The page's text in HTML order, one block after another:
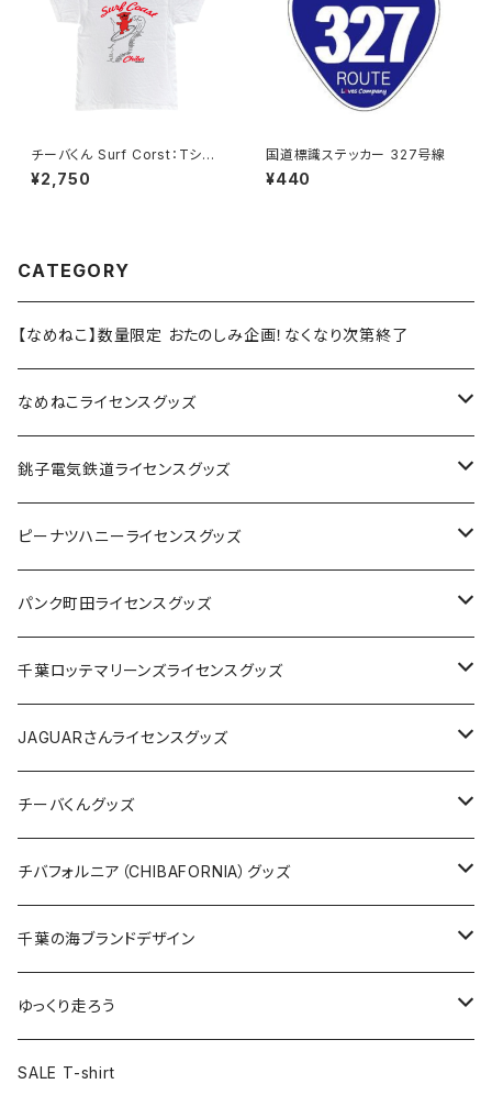
チーバくん Surf Corst：Tシャ
ツ（White）
¥2,750
国道標識ステッカー 327号線
¥440
CATEGORY
【なめねこ】数量限定 おたのしみ企画！なくなり次第終了
なめねこライセンスグッズ
Tシャツ
キャップ
ステッカー
缶バッジ
ホテルキーホルダー
銚子電気鉄道ライセンスグッズ
ステッカー
缶バッジ
アクリルキーホルダー
ホテルキーホルダー
クリアファイル
Tシャツ
キャップ
トートバッグ
ランチバッグ
ピーナツハニーライセンスグッズ
Tシャツ
キャップ
バッグ
ステッカー
缶バッジ
キーホルダー
クリアファイル
パンク町田ライセンスグッズ
Tシャツ
キャップ
バッグ
ステッカー
缶バッジ
キーホルダー
クリアファイル
千葉ロッテマリーンズライセンスグッズ
ステッカー
ステッカー
ステッカー大
缶バッジ
缶バッジ32mm
缶バッジ54mm
エコバッグ
JAGUARさんコラボグッズ
Tシャツ
ステッカー
サコッシュ
ホテルキーホルダー
JAGUARさんライセンスグッズ
Tシャツ
ステッカー
缶バッジ
クリアファイル
マスク
チーバくんグッズ
Tシャツ
キャップ
エコバッグ
ステッカー
チバフォルニア（CHIBAFORNIA）グッズ
Tシャツ
キャップ
ステッカー
千葉の海ブランドデザイン
Tシャツ
キャップ
ゆっくり走ろう
Tシャツ
SALE T-shirt